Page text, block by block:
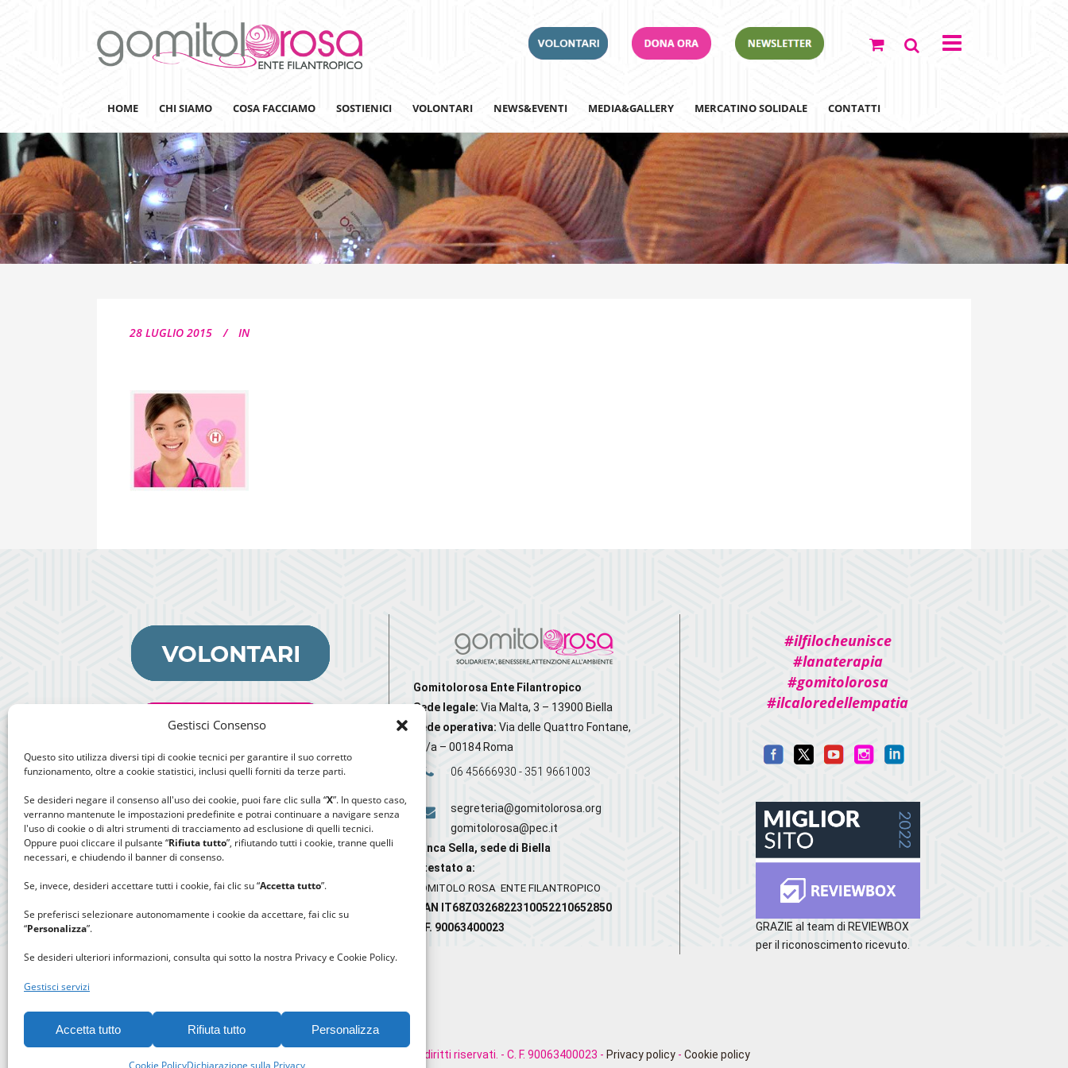
Gestisci Consenso
Questo sito utilizza diversi tipi di cookie tecnici per garantire il suo corretto
funzionamento, oltre a cookie statistici, inclusi quelli forniti da terze parti.
Se desideri negare il consenso all'uso dei cookie, puoi fare clic sulla “X”. In questo caso,
verranno mantenute le impostazioni predefinite e potrai continuare a navigare senza
l'uso di cookie o di altri strumenti di tracciamento ad esclusione di quelli tecnici.
Oppure puoi cliccare il pulsante “Rifiuta tutto”, rifiutando tutti i cookie, tranne quelli
necessari, e chiudendo il banner di consenso.
Se, invece, desideri accettare tutti i cookie, fai clic su “Accetta tutto”.
Se preferisci selezionare autonomamente i cookie da accettare, fai clic su
“Personalizza”.
Se desideri ulteriori informazioni, consulta qui sotto la nostra Privacy e Cookie Policy.
Gestisci servizi
Accetta tutto Rifiuta tutto Personalizza
Cookie PolicyDichiarazione sulla Privacy
HOME CHI SIAMO COSA FACCIAMO
Lanaterapia
Ricerca
Sensibilizzazione
SOSTIENICI
Adotta un Ospedale
Team Building
VOLONTARI NEWS&EVENTI MEDIA&GALLERY MERCATINO SOLIDALE CONTATTI
28 LUGLIO 2015 IN
Gomitolorosa Ente Filantropico
Sede legale: Via Malta, 3 – 13900 Biella
Sede operativa: Via delle Quattro Fontane,
20/a – 00184 Roma
06 45666930 - 351 9661003
segreteria@gomitolorosa.org
gomitolorosa@pec.it
Banca Sella, sede di Biella
Intestato a:
GOMITOLO ROSA ENTE FILANTROPICO
IBAN IT68Z0326822310052210652850
C.F. 90063400023
#ilfilocheunisce
#lanaterapia
#gomitolorosa
#ilcaloredellempatia
GRAZIE al team di REVIEWBOX
per il riconoscimento ricevuto.
Gomitolorosa. Tutti i diritti riservati. - C. F. 90063400023 - Privacy policy - Cookie policy